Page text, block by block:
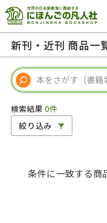
新刊・近刊 商品一
検索結果 0件
絞り込み
条件に一致する商